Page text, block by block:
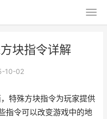
块指令详解
10-02
特殊方块指令为玩家提供
指令可以改变游戏中的地